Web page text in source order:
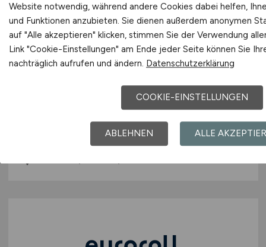
Kundendiensttechniker/
(m/w/d),
Dortmund/Münster/Osnabrück,
Techem Energy Services GmbH
Website notwendig, während andere Cookies dabei helfen,
und Funktionen anzubieten. Sie dienen außerdem anonymen
auf "Alle akzeptieren" klicken, stimmen Sie der Verwendung
Link "Cookie-Einstellungen" am Ende jeder Seite können Sie
nachträglich aufrufen und ändern. Datenschutzerklärung
COOKIE-EINSTELLUNGEN
ABLEHNEN ALLE